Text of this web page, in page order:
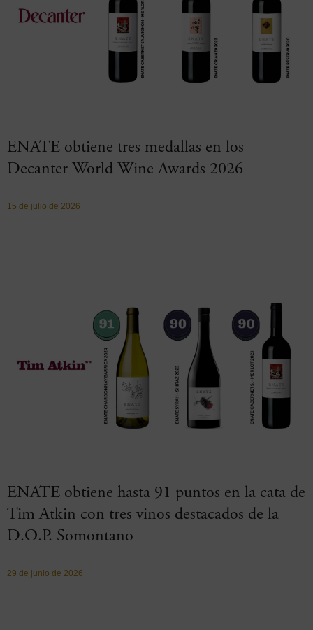
ENATE obtiene tres medallas en los
Decanter World Wine Awards 2026
15 de julio de 2026
ENATE obtiene hasta 91 puntos en la cata de
Tim Atkin con tres vinos destacados de la
D.O.P. Somontano
29 de junio de 2026